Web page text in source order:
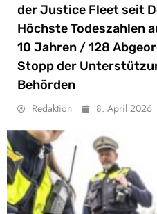
der Justice Fleet seit
Höchste Todeszahlen
10 Jahren / 128
Stopp der
Behörden
Redaktion 8. April 2026